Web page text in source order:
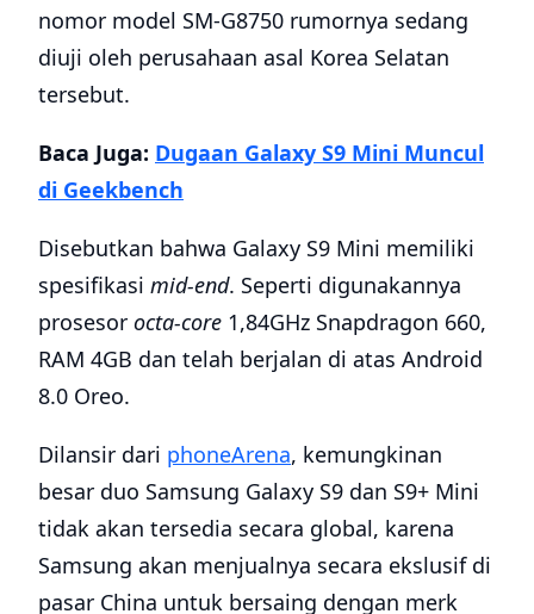
nomor model SM-G8750 rumornya sedang
diuji oleh perusahaan asal Korea Selatan
tersebut.
Baca Juga: Dugaan Galaxy S9 Mini Muncul
di Geekbench
Disebutkan bahwa Galaxy S9 Mini memiliki
spesifikasi mid-end. Seperti digunakannya
prosesor octa-core 1,84GHz Snapdragon 660,
RAM 4GB dan telah berjalan di atas Android
8.0 Oreo.
Dilansir dari phoneArena, kemungkinan
besar duo Samsung Galaxy S9 dan S9+ Mini
tidak akan tersedia secara global, karena
Samsung akan menjualnya secara ekslusif di
pasar China untuk bersaing dengan merk